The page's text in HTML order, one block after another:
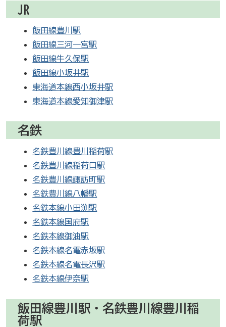
JR
飯田線豊川駅
飯田線三河一宮駅
飯田線牛久保駅
飯田線小坂井駅
東海道本線西小坂井駅
東海道本線愛知御津駅
名鉄
名鉄豊川線豊川稲荷駅
名鉄豊川線稲荷口駅
名鉄豊川線諏訪町駅
名鉄豊川線八幡駅
名鉄本線小田渕駅
名鉄本線国府駅
名鉄本線御油駅
名鉄本線名電赤坂駅
名鉄本線名電長沢駅
名鉄本線伊奈駅
飯田線豊川駅・名鉄豊川線豊川稲
荷駅